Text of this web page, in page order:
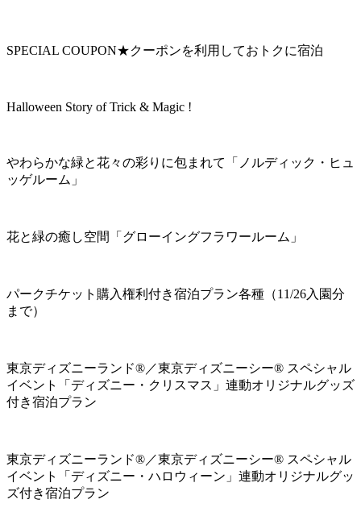
SPECIAL COUPON★クーポンを利用しておトクに宿泊
Halloween Story of Trick & Magic !
やわらかな緑と花々の彩りに包まれて「ノルディック・ヒュ
ッゲルーム」
花と緑の癒し空間「グローイングフラワールーム」
パークチケット購入権利付き宿泊プラン各種（11/26入園分
まで）
東京ディズニーランド®／東京ディズニーシー® スペシャル
イベント「ディズニー・クリスマス」連動オリジナルグッズ
付き宿泊プラン
東京ディズニーランド®／東京ディズニーシー® スペシャル
イベント「ディズニー・ハロウィーン」連動オリジナルグッ
ズ付き宿泊プラン